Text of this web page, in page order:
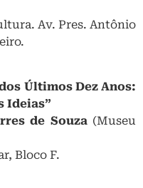
Av. Pres. Antônio
Últimos Dez Anos:
Ideias”
de Souza (Museu
Bloco F.